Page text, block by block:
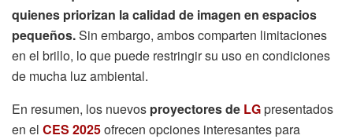
quienes priorizan la calidad de imagen en espacios
pequeños.Sin embargo, ambos comparten limitaciones
en el brillo, lo que puede restringir su uso en condiciones
de mucha luz ambiental.
En resumen, los nuevos proyectores de LGpresentados
en el CES 2025ofrecen opciones interesantes para